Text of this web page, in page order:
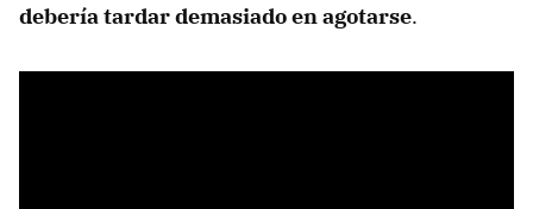
debería tardar demasiado en agotarse.